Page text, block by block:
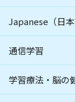
Japanese（日本
通信学習
学習療法・脳の